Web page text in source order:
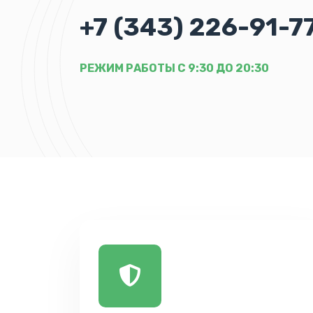
+7 (343) 226-91-
РЕЖИМ РАБОТЫ С 9:30 ДО 20:30